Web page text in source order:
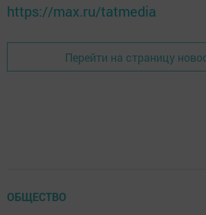
https://max.ru/tatmedia
Перейти на страницу
ОБЩЕСТВО